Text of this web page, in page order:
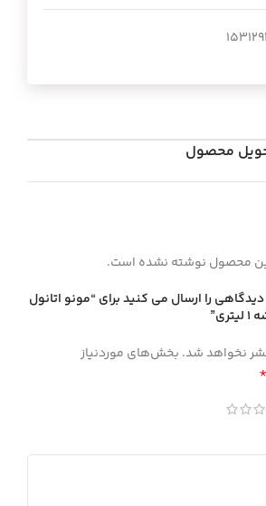
محصول
محصول نوشته نشده است.
را ارسال می کنید برای “مونو اتانول
نخواهد شد. بخش‌های موردنیاز
*